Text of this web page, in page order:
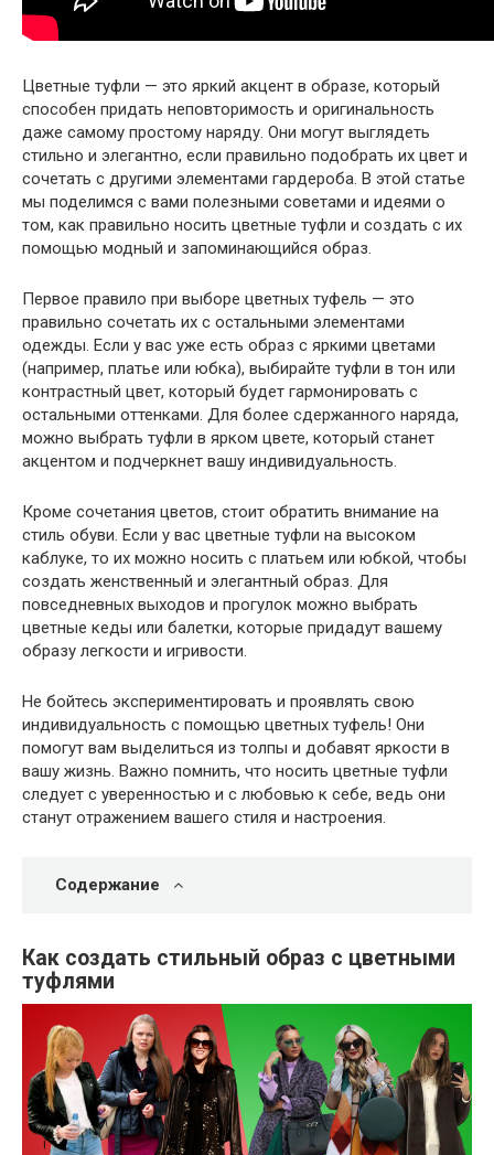
Цветные туфли — это яркий акцент в образе, который
способен придать неповторимость и оригинальность
даже самому простому наряду. Они могут выглядеть
стильно и элегантно, если правильно подобрать их цвет и
сочетать с другими элементами гардероба. В этой статье
мы поделимся с вами полезными советами и идеями о
том, как правильно носить цветные туфли и создать с их
помощью модный и запоминающийся образ.
Первое правило при выборе цветных туфель — это
правильно сочетать их с остальными элементами
одежды. Если у вас уже есть образ с яркими цветами
(например, платье или юбка), выбирайте туфли в тон или
контрастный цвет, который будет гармонировать с
остальными оттенками. Для более сдержанного наряда,
можно выбрать туфли в ярком цвете, который станет
акцентом и подчеркнет вашу индивидуальность.
Кроме сочетания цветов, стоит обратить внимание на
стиль обуви. Если у вас цветные туфли на высоком
каблуке, то их можно носить с платьем или юбкой, чтобы
создать женственный и элегантный образ. Для
повседневных выходов и прогулок можно выбрать
цветные кеды или балетки, которые придадут вашему
образу легкости и игривости.
Не бойтесь экспериментировать и проявлять свою
индивидуальность с помощью цветных туфель! Они
помогут вам выделиться из толпы и добавят яркости в
вашу жизнь. Важно помнить, что носить цветные туфли
следует с уверенностью и с любовью к себе, ведь они
станут отражением вашего стиля и настроения.
Содержание
Как создать стильный образ с цветными
туфлями